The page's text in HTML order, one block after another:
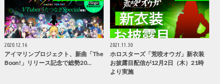
2020.12.16
アイマリンプロジェクト、新曲「The
Boon!」リリース記念で総勢20…
2021.11.30
ホロスターズ「荒咬オウガ」新衣装
お披露目配信が12月2日（木）21時
より実施